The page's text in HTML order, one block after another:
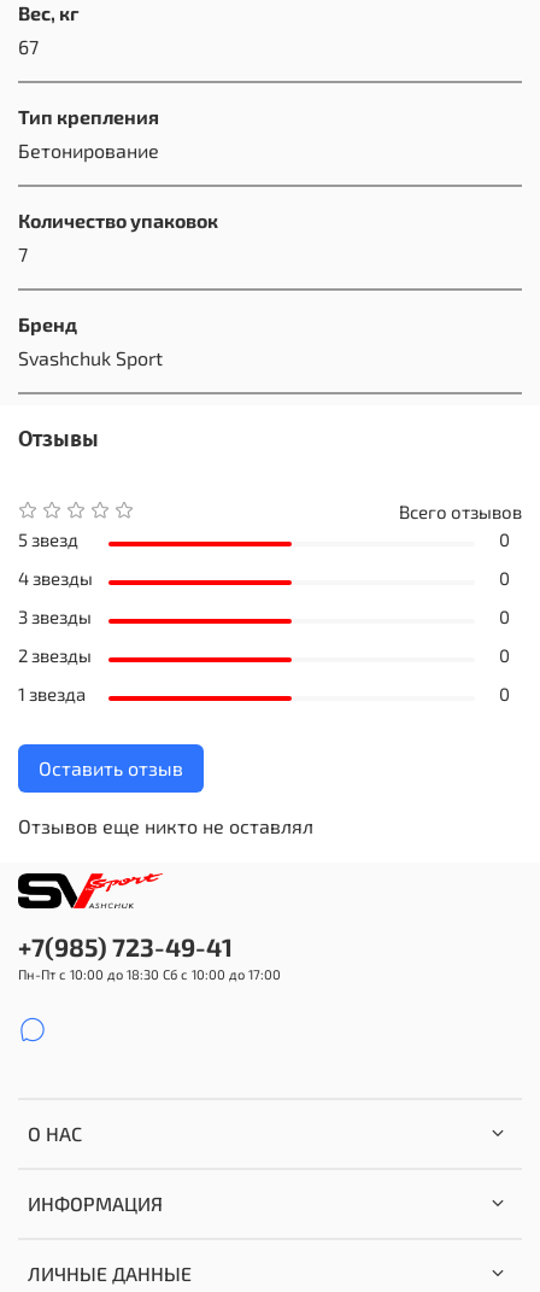
Вес, кг
67
Тип крепления
Бетонирование
Количество упаковок
7
Бренд
Svashchuk Sport
Отзывы
Отзывов еще никто не оставлял
Всего отзывов
5 звезд
0
4 звезды
0
3 звезды
0
2 звезды
0
1 звезда
0
Оставить отзыв
О НАС
ИНФОРМАЦИЯ
ЛИЧНЫЕ ДАННЫЕ
+7(985) 723-49-41
Пн-Пт с 10:00 до 18:30 Сб с 10:00 до 17:00